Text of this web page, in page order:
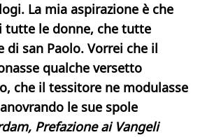
La mia aspirazione è che
tutte le donne, che tutte
di san Paolo. Vorrei che il
qualche versetto
che il tessitore ne modulasse
le sue spole
Prefazione ai Vangeli